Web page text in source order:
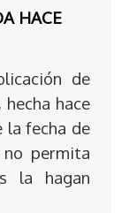
HACE
de
hace
la fecha de
permita
la hagan